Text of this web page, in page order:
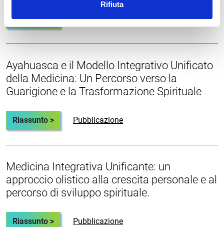
Rifiuta
Riassunto > Pubblicazione
Ayahuasca e il Modello Integrativo Unificato
della Medicina: Un Percorso verso la
Guarigione e la Trasformazione Spirituale
Riassunto > Pubblicazione
Medicina Integrativa Unificante: un
approccio olistico alla crescita personale e al
percorso di sviluppo spirituale.
Riassunto > Pubblicazione